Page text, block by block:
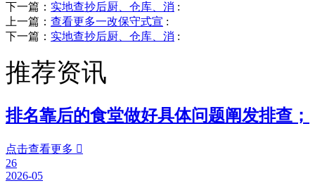
下一篇： 实地查抄后厨、仓库、消 :
上一篇： 查看更多一改保守式宣 :
下一篇： 实地查抄后厨、仓库、消 :
推荐资讯
排名靠后的食堂做好具体问题阐发排查；
点击查看更多 
26
2026-05